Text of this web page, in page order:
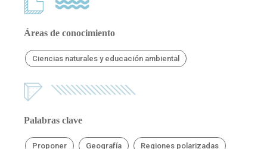
Áreas de conocimiento
Ciencias naturales y educación ambiental
Palabras clave
Proponer Geografía Regiones polarizadas